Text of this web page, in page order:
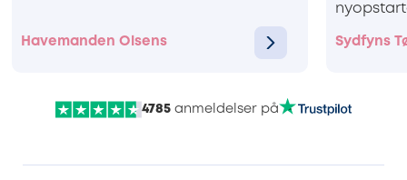
Havemanden Olsens Sydfyns
4785 anmeldelser på